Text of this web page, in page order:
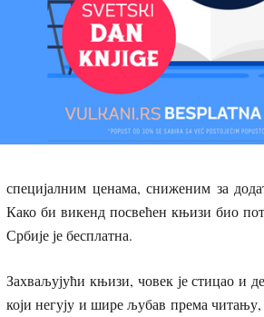
специјалним ценама, сниженим за
Како би викенд посвећен књизи био
Србије је бесплатна.
Захваљујући књизи, човек је стицао и
који негују и шире љубав према